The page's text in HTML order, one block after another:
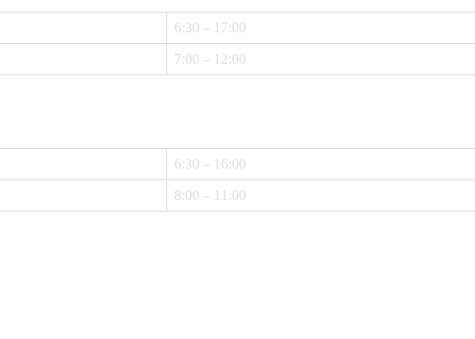
6:30 – 17:00
7:00 – 12:00
6:30 – 16:00
8:00 – 11:00